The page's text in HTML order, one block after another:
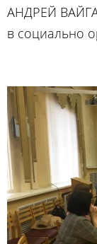
АНДРЕЙ
в социально